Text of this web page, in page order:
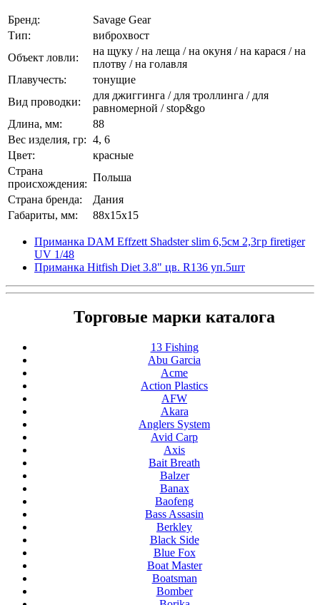
Бренд:
Savage Gear
Тип:
виброхвост
Объект ловли:
на щуку / на леща / на окуня / на карася / на
плотву / на голавля
Плавучесть:
тонущие
Вид проводки:
для джиггинга / для троллинга / для
равномерной / stop&go
Длина, мм:
88
Вес изделия, гр: 4, 6
Цвет:
красные
Страна
происхождения:
Польша
Страна бренда:
Дания
Габариты, мм:
88x15x15
Приманка DAM Effzett Shadster slim 6,5см 2,3гр firetiger
UV 1/48
Приманка Hitfish Diet 3.8" цв. R136 уп.5шт
Торговые марки каталога
13 Fishing
Abu Garcia
Acme
Action Plastics
AFW
Akara
Anglers System
Avid Carp
Axis
Bait Breath
Balzer
Banax
Baofeng
Bass Assasin
Berkley
Black Side
Blue Fox
Boat Master
Boatsman
Bomber